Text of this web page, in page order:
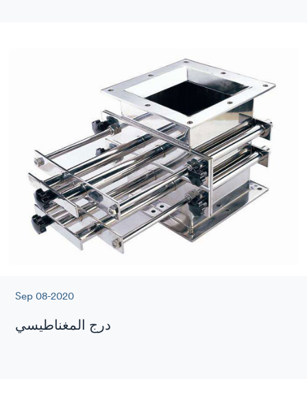
Sep 08-2020
درج المغناطيسي